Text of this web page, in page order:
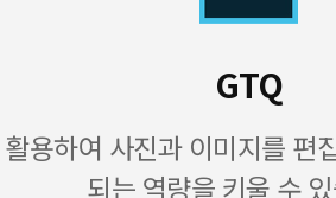
GTQ
용하여 사진과 이미지를 편
되는 역량을 키울 수